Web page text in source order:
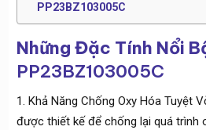
PP23BZ103005C
Những Đặc Tính Nổi
PP23BZ103005C
Khả Năng Chống Oxy Hóa Tuyệt
được thiết kế để chống lại quá trình